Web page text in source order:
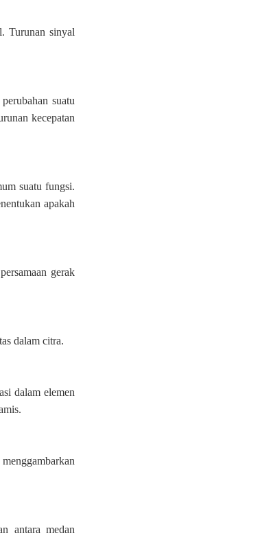
Turunan sinyal
suatu
kecepatan
suatu fungsi.
apakah
gerak
dalam citra.
dalam elemen
antara medan